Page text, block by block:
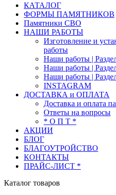
КАТАЛОГ
ФОРМЫ ПАМЯТНИКОВ
Памятники СВО
НАШИ РАБОТЫ
Изготовление и
работы
Наши работы |
Наши работы |
Наши работы |
INSTAGRAM
ДОСТАВКА и ОПЛАТА
Доставка и оплата
Ответы на вопросы
* О П Т *
АКЦИИ
БЛОГ
БЛАГОУТРОЙСТВО
КОНТАКТЫ
ПРАЙС-ЛИСТ *
Каталог товаров